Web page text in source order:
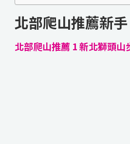
北部爬山推薦新
北部爬山推薦 1 新北獅頭山